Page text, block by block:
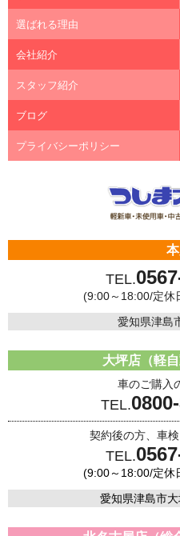
選ばれる理由
会社紹介
スタッフ紹介
ブログ
プライバシーポリシー
TEL.
(9:00～18:00/定休
愛知県津島
大坪店（軽自
車のご購入
TEL.
契約後の方、車
TEL.
(9:00～18:00/定休
愛知県津島市